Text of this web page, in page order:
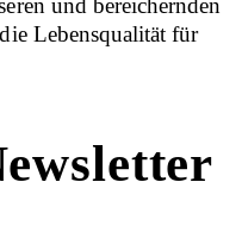
und bereichernden
Lebensqualität für